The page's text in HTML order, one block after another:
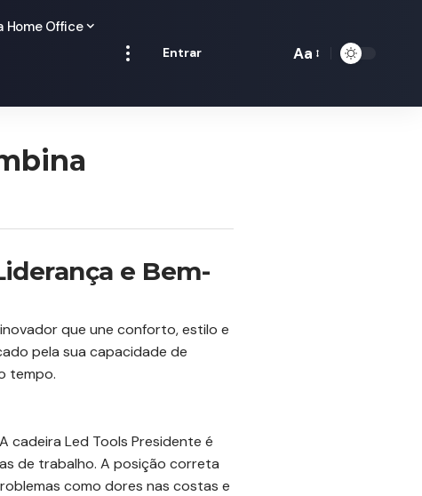
Home Office
Entrar Aa
e Bem-
que une conforto, estilo e
pela sua capacidade de
tempo.
cadeira Led Tools Presidente é
de trabalho. A posição correta
como dores nas costas e